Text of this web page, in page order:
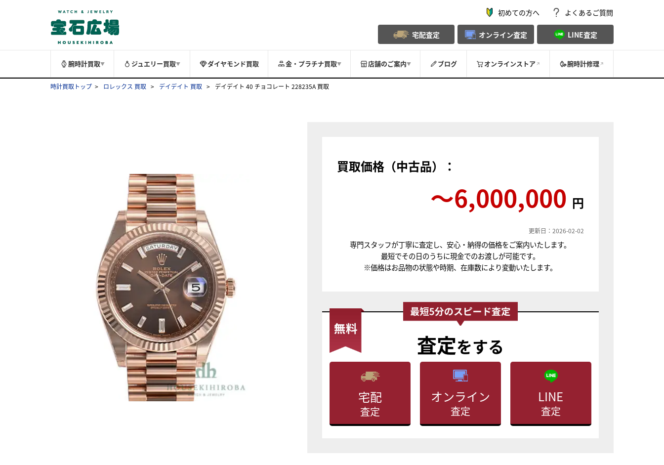
初めての方へ よくあるご質問
宅配査定 オンライン査定 LINE査定
腕時計買取▼ ジュエリー買取▼ ダイヤモンド買取 金・プラチナ買取▼ 店舗のご案内▼ ブログ オンラインストア 腕時計修理
時計買取トップ ロレックス 買取 デイデイト 買取 デイデイト 40 チョコレート 228235A 買取
買取価格（中古品）：
〜6,000,000 円
更新日：2026-02-02
専門スタッフが丁寧に査定し、安心・納得の価格をご案内いたします。
最短でその日のうちに現金でのお渡しが可能です。
※価格はお品物の状態や時期、在庫数により変動いたします。
査定をする
宅配
査定
オンライン
査定
LINE
査定